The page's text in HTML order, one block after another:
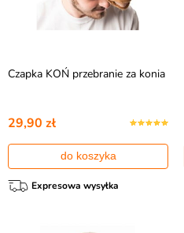
Czapka KOŃ przebranie za konia
29,90 zł
do koszyka
Expresowa wysyłka